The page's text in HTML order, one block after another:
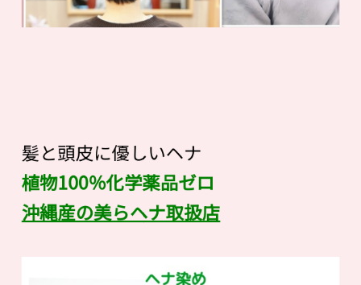
髪と頭皮に優しいヘナ
植物100％化学薬品ゼロ
沖縄産の美らヘナ取扱店